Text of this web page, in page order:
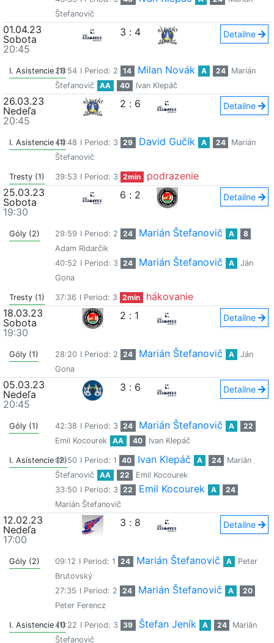
Štefanovič
01.04.23
Sobota
20:45
3 : 4 Detailne
I. Asistencie (1)28:54 I Period: 2 14 Milan Novák A 24
Marián
Štefanovič
AA 40 Ivan Klepáč
26.03.23
Nedeľa
20:45
2 : 6 Detailne
I. Asistencie (1)44:48 I Period: 3 29 David Gučík A 24
Marián
Štefanovič
Tresty (1) 39:53 I Period: 3 2min
podrazenie
25.03.23
Sobota
19:30
6 : 2 Detailne
Góly (2) 29:59 I Period: 2 24 Marián Štefanovič A
8
Adam Ridarčik
40:52 I Period: 3 24 Marián Štefanovič A
Ján
Gona
Tresty (1) 37:36 I Period: 3 2min
hákovanie
18.03.23
Sobota
19:30
2 : 1 Detailne
Góly (1) 28:20 I Period: 2 24 Marián Štefanovič A
Ján
Gona
05.03.23
Nedeľa
20:45
3 : 6 Detailne
Góly (1) 42:38 I Period: 3 24 Marián Štefanovič A
22
Emil Kocourek
AA 40 Ivan Klepáč
I. Asistencie (2)08:50 I Period: 1 40 Ivan Klepáč A 24
Marián
Štefanovič
AA 22
Emil Kocourek
33:50 I Period: 3 22 Emil Kocourek A
24
Marián Štefanovič
12.02.23
Nedeľa
17:00
3 : 8 Detailne
Góly (2) 09:12 I Period: 1 24 Marián Štefanovič A
Peter
Brutovský
27:35 I Period: 2 24 Marián Štefanovič A
20
Peter Ferencz
I. Asistencie (1)40:22 I Period: 3 39 Štefan Jeník A 24
Marián
Štefanovič